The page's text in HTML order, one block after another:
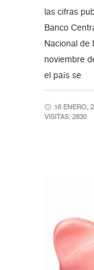
las cifras
Banco
Nacional de
noviembre
el país se
16 ENERO,
VISITAS: 2830